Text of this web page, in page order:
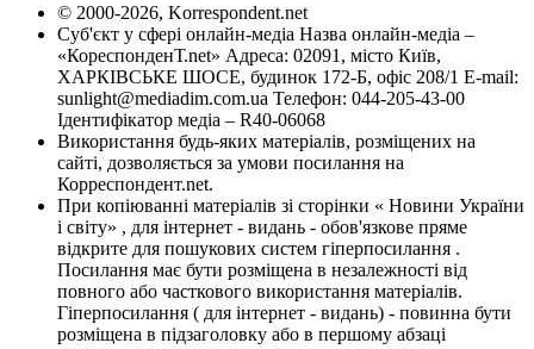
© 2000-2026, Korrespondent.net
Суб'єкт у сфері онлайн-медіа Назва онлайн-медіа –
«КореспонденТ.net» Адреса: 02091, місто Київ,
ХАРКІВСЬКЕ ШОСЕ, будинок 172-Б, офіс 208/1 E-mail:
sunlight@mediadim.com.ua Телефон: 044-205-43-00
Ідентифікатор медіа – R40-06068
Використання будь-яких матеріалів, розміщених на
сайті, дозволяється за умови посилання на
Корреспондент.net.
При копіюванні матеріалів зі сторінки « Новини України
і світу» , для інтернет - видань - обов'язкове пряме
відкрите для пошукових систем гіперпосилання .
Посилання має бути розміщена в незалежності від
повного або часткового використання матеріалів.
Гіперпосилання ( для інтернет - видань) - повинна бути
розміщена в підзаголовку або в першому абзаці